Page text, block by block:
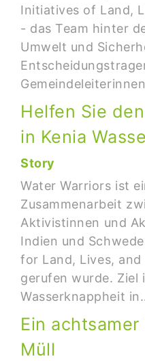
Initiatives of Land,
- das Team hinter
Umwelt und
Helfen Sie
in Kenia
Story
Water Warriors ist
Zusammenarbeit
Aktivistinnen und
Indien und
for Land, Lives, and
gerufen wurde. Ziel
Wasserknappheit
Ein
Müll